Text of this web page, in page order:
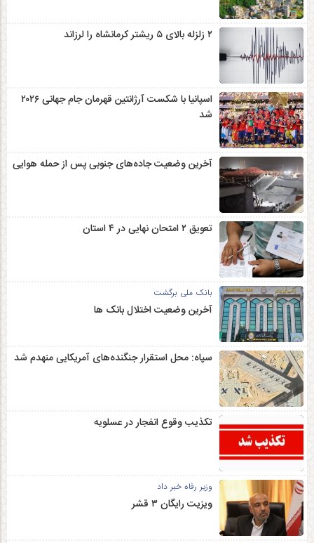
۲ زلزله‌ بالای ۵ ریشتر کرمانشاه را لرزاند
اسپانیا با شکست آرژانتین قهرمان جام جهانی ۲۰۲۶
شد
آخرین وضعیت جاده‌های جنوبی پس از حمله هوایی
تعویق ۲ امتحان نهایی در ۴ استان
بانک ملی برگشت
آخرین وضعیت اختلال بانک ها
سپاه: محل استقرار جنگنده‌های آمریکایی منهدم شد
تکذیب وقوع انفجار در عسلویه
وزیر رفاه خبر داد
ویزیت رایگان ۳ قشر